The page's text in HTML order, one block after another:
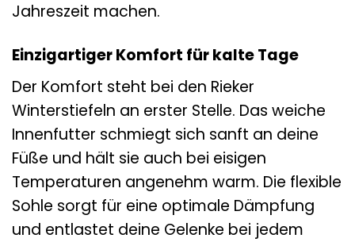
Jahreszeit machen.
Einzigartiger Komfort für kalte Tage
Der Komfort steht bei den Rieker
Winterstiefeln an erster Stelle. Das weiche
Innenfutter schmiegt sich sanft an deine
Füße und hält sie auch bei eisigen
Temperaturen angenehm warm. Die flexible
Sohle sorgt für eine optimale Dämpfung
und entlastet deine Gelenke bei jedem